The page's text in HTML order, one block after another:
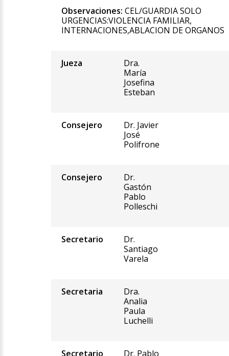
Observaciones: CEL/GUARDIA SOLO
URGENCIAS:VIOLENCIA FAMILIAR,
INTERNACIONES,ABLACION DE ORGANOS
Jueza
Dra.
María
Josefina
Esteban
Consejero
Dr. Javier
José
Polifrone
Consejero
Dr.
Gastón
Pablo
Polleschi
Secretario
Dr.
Santiago
Varela
Secretaria
Dra.
Analia
Paula
Luchelli
Secretario Dr. Pablo